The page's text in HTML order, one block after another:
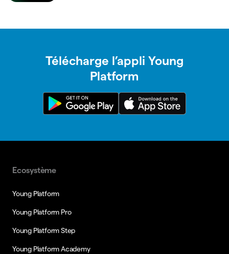
Télécharge l’appli Young
Platform
Ecosystème
Young Platform
Young Platform Pro
Young Platform Step
Young Platform Academy